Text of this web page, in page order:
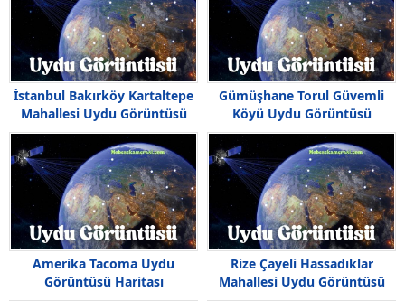
İstanbul Bakırköy Kartaltepe
Mahallesi Uydu Görüntüsü
Gümüşhane Torul Güvemli
Köyü Uydu Görüntüsü
Amerika Tacoma Uydu
Görüntüsü Haritası
Rize Çayeli Hassadıklar
Mahallesi Uydu Görüntüsü